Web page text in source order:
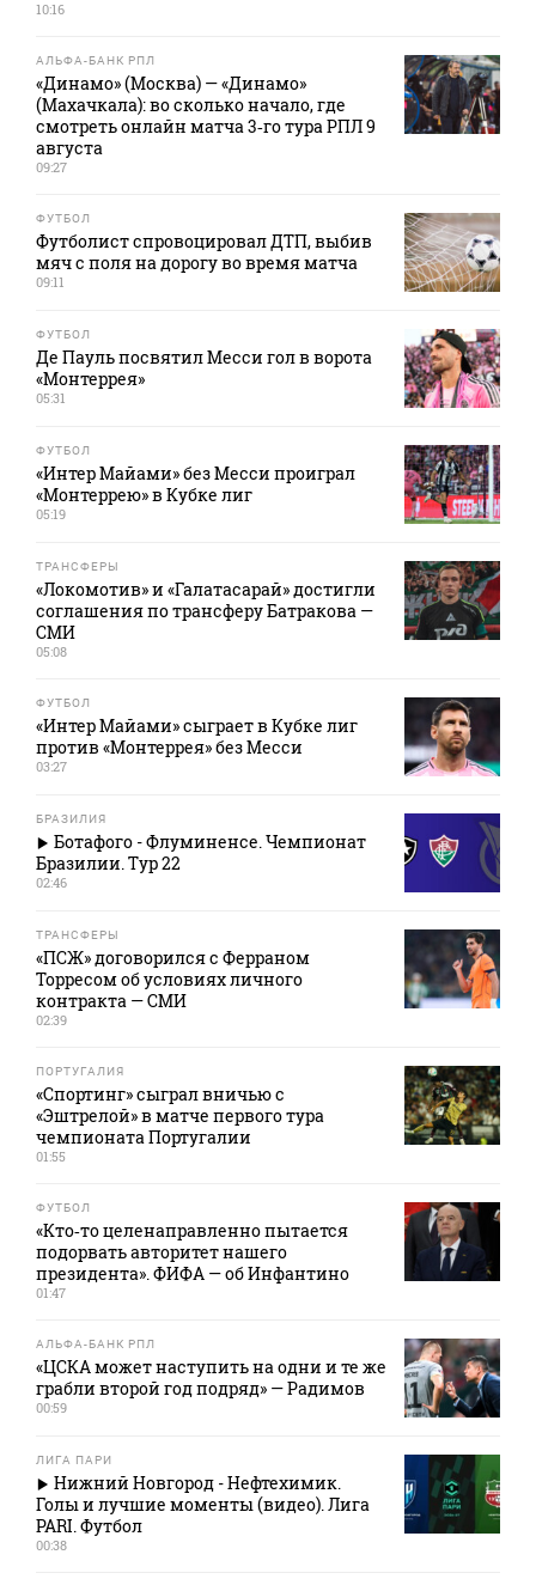
10:16
АЛЬФА-БАНК РПЛ
«Динамо» (Москва) — «Динамо»
(Махачкала): во сколько начало, где
смотреть онлайн матча 3‑го тура РПЛ 9
августа
09:27
ФУТБОЛ
Футболист спровоцировал ДТП, выбив
мяч с поля на дорогу во время матча
09:11
ФУТБОЛ
Де Пауль посвятил Месси гол в ворота
«Монтеррея»
05:31
ФУТБОЛ
«Интер Майами» без Месси проиграл
«Монтеррею» в Кубке лиг
05:19
ТРАНСФЕРЫ
«Локомотив» и «Галатасарай» достигли
соглашения по трансферу Батракова —
СМИ
05:08
ФУТБОЛ
«Интер Майами» сыграет в Кубке лиг
против «Монтеррея» без Месси
03:27
БРАЗИЛИЯ
Ботафого - Флуминенсе. Чемпионат
Бразилии. Тур 22
02:46
ТРАНСФЕРЫ
«ПСЖ» договорился с Ферраном
Торресом об условиях личного
контракта — СМИ
02:39
ПОРТУГАЛИЯ
«Спортинг» сыграл вничью с
«Эштрелой» в матче первого тура
чемпионата Португалии
01:55
ФУТБОЛ
«Кто‑то целенаправленно пытается
подорвать авторитет нашего
президента». ФИФА — об Инфантино
01:47
АЛЬФА-БАНК РПЛ
«ЦСКА может наступить на одни и те же
грабли второй год подряд» — Радимов
00:59
ЛИГА ПАРИ
Нижний Новгород - Нефтехимик.
Голы и лучшие моменты (видео). Лига
PARI. Футбол
00:38